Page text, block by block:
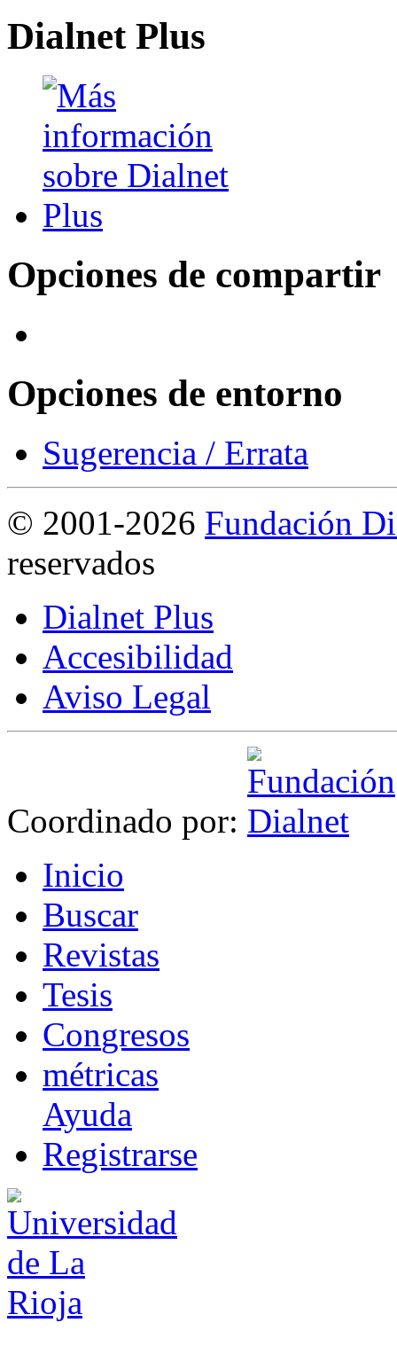
Dialnet Plus
Opciones de compartir
Opciones de entorno
Sugerencia / Errata
© 2001-2026 Fundación
reservados
Dialnet Plus
Accesibilidad
Aviso Legal
Coordinado por:
Inicio
Buscar
Revistas
Tesis
Congresos
métricas
Ayuda
Registrarse